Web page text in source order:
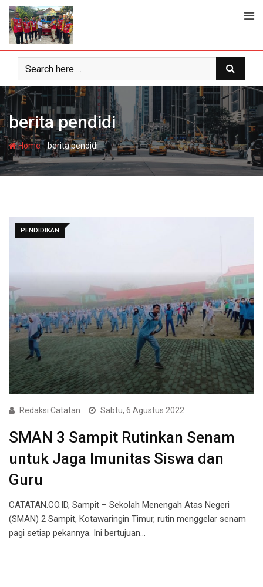
Skip
content
berita pendidi
Home-berita pendidi
PENDIDIKAN
Redaksi Catatan Sabtu, 6 Agustus 2022
SMAN 3 Sampit Rutinkan Senam
untuk Jaga Imunitas Siswa dan
Guru
CATATAN.CO.ID, Sampit – Sekolah Menengah Atas Negeri
(SMAN) 2 Sampit, Kotawaringin Timur, rutin menggelar senam
pagi setiap pekannya. Ini bertujuan…